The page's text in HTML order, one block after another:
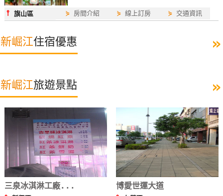
⫯旗山區 ⋟ 房間介紹 ⋟線上訂房 ⋟ 交通資訊
新崛江住宿優惠 »
新崛江旅遊景點 »
三泉冰淇淋工廠... 博愛世運大道